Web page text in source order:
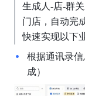
生成人-店-群
门店，自动完
快速实现以下
根据通讯录
成）